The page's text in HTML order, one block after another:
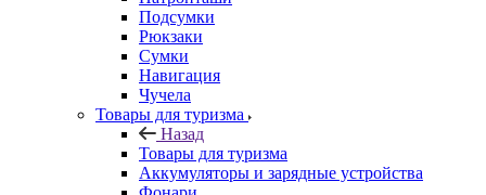
Подсумки
Рюкзаки
Сумки
Навигация
Чучела
Товары для туризма
Назад
Товары для туризма
Аккумуляторы и зарядные устройства